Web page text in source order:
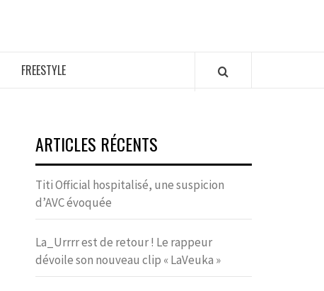
FREESTYLE
ARTICLES RÉCENTS
Titi Official hospitalisé, une suspicion
d’AVC évoquée
La_Urrrr est de retour ! Le rappeur
dévoile son nouveau clip « LaVeuka »